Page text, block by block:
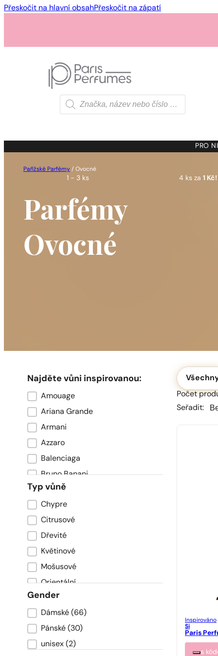
Přeskočit na hlavní obsahPřeskočit na zápatí
1 - 3 ks
1 - 3 ks 4 ks za1 Kč!
Products
search
PRO NI
Pařížské Parfémy / Ovocné
Parfémy
Ovocné
Najděte vůni inspirovanou:
Marka oryginału
Amouage
Ariana Grande
Armani
Azzaro
Balenciaga
Bruno Banani
Cacharel
Calvin Klein
Carolina Herrera
Chanel
Chloe
Creed
Davidoff
Dior
DKNY
Dolce & Gabbana
Giorgio Armani
Typ vůně
Typ zapachu
Chypre
Citrusové
Dřevité
Květinové
Mošusové
Orientální
Ovocné
Sladké
Svěží
Gender
PłećDámské (66)
Pánské (30)
unisex (2)
Okoliczność
Počet
Seřadit:
Inspirováno
Si
Paris
s